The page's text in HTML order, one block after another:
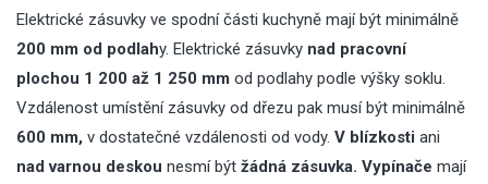
Elektrické zásuvky ve spodní části kuchyně mají být minimálně
200 mm od podlahy. Elektrické zásuvky nad pracovní
plochou 1 200 až 1 250 mm od podlahy podle výšky soklu.
Vzdálenost umístění zásuvky od dřezu pak musí být minimálně
600 mm, v dostatečné vzdálenosti od vody. V blízkosti ani
nad varnou deskou nesmí být žádná zásuvka. Vypínače mají